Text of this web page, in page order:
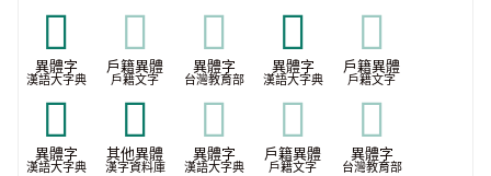
𢑚
異體字
漢語大字典
𢑚
戶籍異體
戶籍文字
𢑚
異體字
台灣教育部
𤰶
異體字
漢語大字典
𤰶
戶籍異體
戶籍文字
𤱓
異體字
漢語大字典
𦥔
其他異體
漢字資料庫
𦥔
異體字
漢語大字典
𦥔
戶籍異體
戶籍文字
𦥔
異體字
台灣教育部